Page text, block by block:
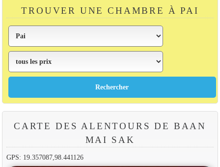
TROUVER UNE CHAMBRE À PAI
CARTE DES ALENTOURS DE BAAN
MAI SAK
GPS: 19.357087,98.441126